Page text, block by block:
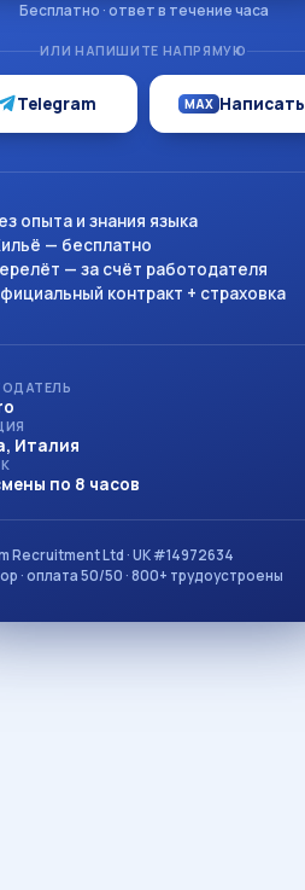
Бесплатно · ответ в течение часа
ИЛИ НАПИШИТЕ НАПРЯМУЮ
Telegram MAX Написать
опыта и знания языка
— бесплатно
— за счёт работодателя
контракт + страховка
Италия
по 8 часов
Recruitment Ltd · UK #14972634
· оплата 50/50 · 800+ трудоустроены